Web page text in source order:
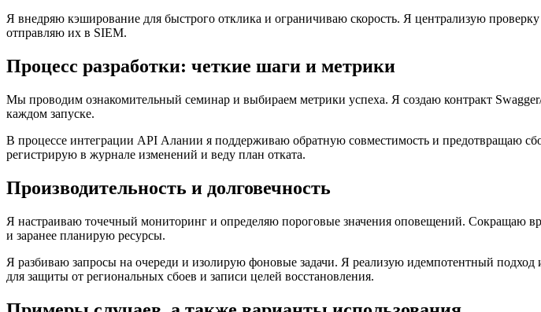
Я внедряю кэширование для быстрого отклика и ограничиваю скорость. Я централизую
отправляю их в SIEM.
Процесс разработки: четкие шаги и метрики
Мы проводим ознакомительный семинар и выбираем метрики успеха. Я создаю контракт
каждом запуске.
В процессе интеграции API Алании я поддерживаю обратную совместимость и предотвращаю
регистрирую в журнале изменений и веду план отката.
Производительность и долговечность
Я настраиваю точечный мониторинг и определяю пороговые значения оповещений. Сокращаю
и заранее планирую ресурсы.
Я разбиваю запросы на очереди и изолирую фоновые задачи. Я реализую идемпотентный
для защиты от региональных сбоев и записи целей восстановления.